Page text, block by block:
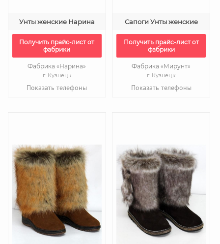
Унты женские Нарина
Получить прайс-лист от
фабрики
Фабрика «Нарина»
г. Кузнецк
Показать телефоны
Сапоги Унты женские
Получить прайс-лист от
фабрики
Фабрика «Мирунт»
г. Кузнецк
Показать телефоны